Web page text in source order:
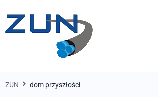
ZUN dom przyszłości